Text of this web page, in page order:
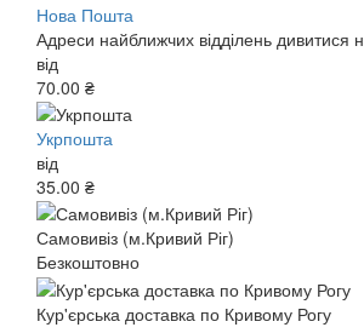
Нова Пошта
Адреси найближчих відділень дивитися
від
70.00 ₴
Укрпошта
від
35.00 ₴
Самовивіз (м.Кривий Ріг)
Безкоштовно
Кур'єрська доставка по Кривому Рогу